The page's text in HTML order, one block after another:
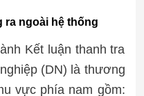
ra ngoài hệ thống
Kết luận thanh tra
(DN) là thương
vực phía nam gồm: